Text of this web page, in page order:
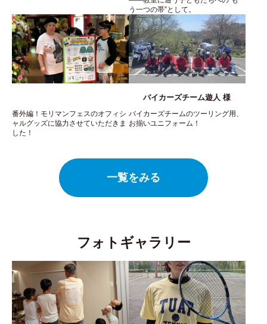
う一つの帯”として。
番外編！モリマンフェスのオフィシ
ャルグッズに協力させていただきま
した！
バイカーズチーム遊人 様
バイカーズチームのツーリング用、
お揃いユニフォーム！
一覧をみる
フォトギャラリー